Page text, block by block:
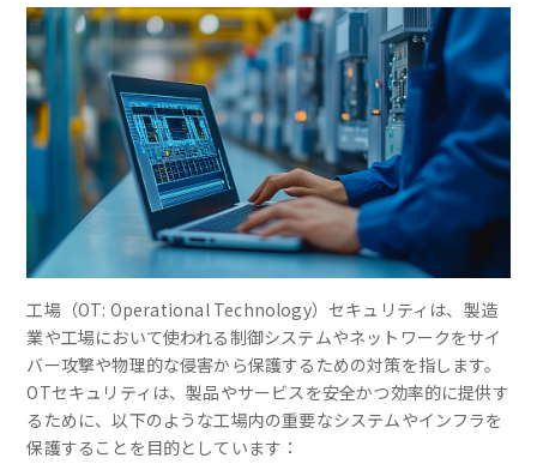
工場（OT: Operational Technology）セキュリティは、製造
業や工場において使われる制御システムやネットワークをサイ
バー攻撃や物理的な侵害から保護するための対策を指します。
OTセキュリティは、製品やサービスを安全かつ効率的に提供す
るために、以下のような工場内の重要なシステムやインフラを
保護することを目的としています：